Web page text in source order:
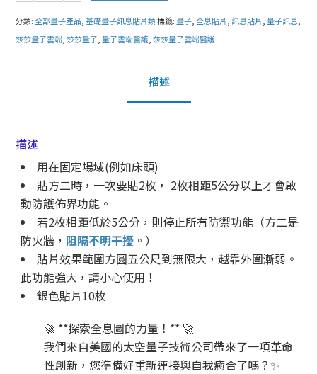
分類:全部量子產品 ,基礎量子訊息貼片類 標籤: 量子 ,全息貼片 訊息貼片 量子訊息
莎莎量子雲端 ,莎莎量子 量子雲端醫護 ,莎莎量子雲端醫護
描述
描述
用在固定場域(例如床頭)
貼方二時，一次要貼2枚， 2枚相距5公分以上才會啟
動防護佈界功能。
若2枚相距低於5公分，則停止所有防禦功能（方二是
防火牆， 阻隔不明干擾 。）
貼片效果範圍方圓五公尺到無限大，越靠外圍漸弱。
此功能強大，請小心使用！
銀色貼片10枚
🚀 **探索全息圖的力量！** 🚀
我們來自美國的太空量子技術公司帶來了一項革命
性創新，您準備好重新連接與自我癒合了嗎？✨